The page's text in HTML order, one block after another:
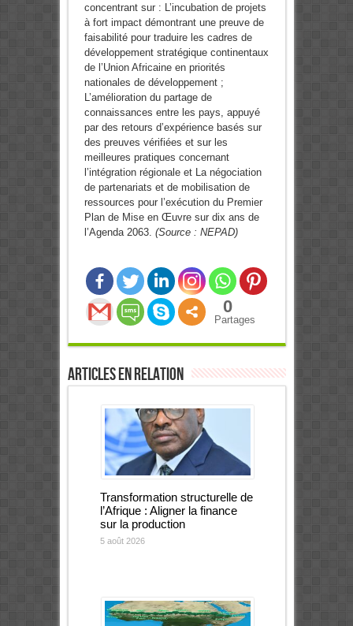
concentrant sur : L’incubation de projets
à fort impact démontrant une preuve de
faisabilité pour traduire les cadres de
développement stratégique continentaux
de l’Union Africaine en priorités
nationales de développement ;
L’amélioration du partage de
connaissances entre les pays, appuyé
par des retours d’expérience basés sur
des preuves vérifiées et sur les
meilleures pratiques concernant
l’intégration régionale et La négociation
de partenariats et de mobilisation de
ressources pour l’exécution du Premier
Plan de Mise en Œuvre sur dix ans de
l’Agenda 2063. (Source : NEPAD)
0
Partages
Articles en relation
Transformation structurelle de
l’Afrique : Aligner la finance
sur la production
5 août 2026